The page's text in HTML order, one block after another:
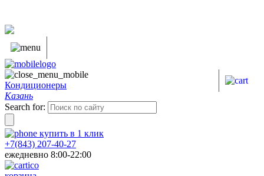
Кондиционеры
Казань
Search for:
купить в 1 клик
+7(843) 207-40-27
ежедневно 8:00-22:00